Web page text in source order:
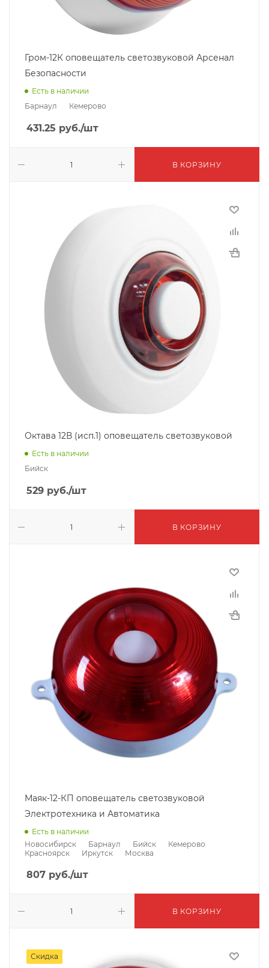
Гром-12К оповещатель светозвуковой Арсенал
Безопасности
Есть в наличии
Барнаул
Кемерово
431.25 руб./шт
В КОРЗИНУ
Октава 12В (исп.1) оповещатель светозвуковой
Есть в наличии
Бийск
529 руб./шт
В КОРЗИНУ
Маяк-12-КП оповещатель светозвуковой
Электротехника и Автоматика
Есть в наличии
Новосибирск
Барнаул Бийск
Кемерово
Красноярск
Иркутск Москва
807 руб./шт
В КОРЗИНУ
Скидка